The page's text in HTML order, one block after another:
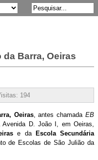
Barra, Oeiras
194436
Oeiras, antes chamadaEB
Avenida D. João I, em Oeiras,
e da Escola Secundária
de Escolas de São Julião da